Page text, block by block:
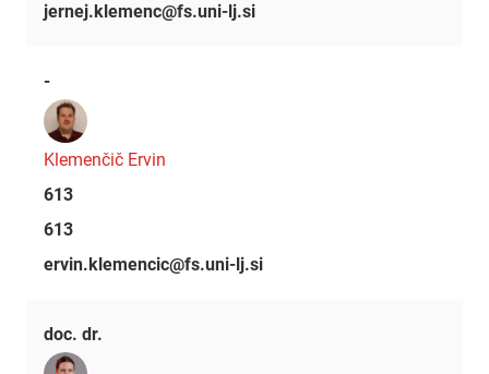
jernej.klemenc@fs.uni-lj.si
-
Klemenčič Ervin
613
613
ervin.klemencic@fs.uni-lj.si
doc. dr.